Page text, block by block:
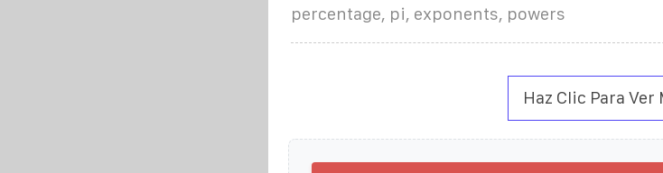
percentage, pi, exponents, powers
Haz Clic Para Ver